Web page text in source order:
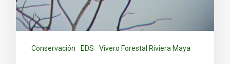
Conservación EDS Vivero Forestal Riviera Maya